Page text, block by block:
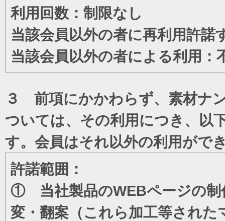
利用回数：制限なし
当該会員以外の者に再利用許諾
当該会員以外の者による利用：
３ 前項にかかわらず、素材ナ
ついては、その利用につき、以
す。会員はそれ以外の利用がで
許諾範囲：
① 当社製品のWEBページの制
変・翻案（これら加工等され